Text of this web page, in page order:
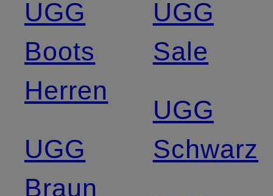
UGG
Boots
Herren
UGG
Braun
UGG
Sale
UGG
Schwarz